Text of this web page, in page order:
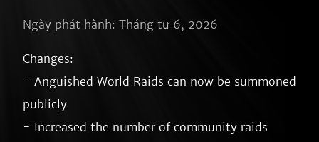
Ngày phát hành: Tháng tư 6, 2026
Changes:
- Anguished World Raids can now be summoned
publicly
- Increased the number of community raids